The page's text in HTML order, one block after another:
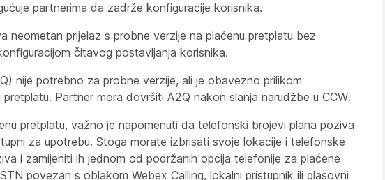
partnerima da zadrže konfiguracije korisnika.
neometan prijelaz s probne verzije na plaćenu pretplatu bez
čitavog postavljanja korisnika.
nije potrebno za probne verzije, ali je obavezno prilikom
Partner mora dovršiti A2Q nakon slanja narudžbe u CCW.
pretplatu, važno je napomenuti da telefonski brojevi plana poziva
za upotrebu. Stoga morate izbrisati svoje lokacije i telefonske
i zamijeniti ih jednom od podržanih opcija telefonije za plaćene
povezan s oblakom Webex Calling, lokalni pristupnik ili glasovni